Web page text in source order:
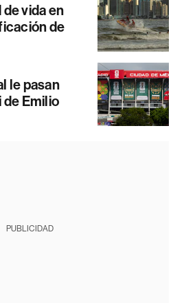
vida en
de
le pasan
de Emilio
PUBLICIDAD